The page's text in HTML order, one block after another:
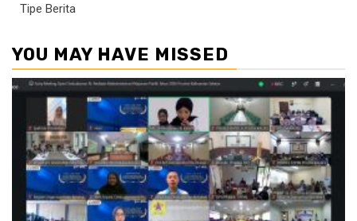
Tipe Berita
YOU MAY HAVE MISSED